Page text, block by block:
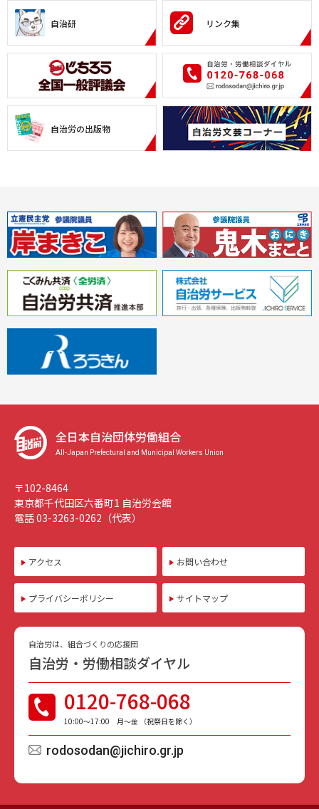
自治研 リンク集
自治労の出版物
全日本自治団体労働組合
All-Japan Prefectural and Municipal Workers Union
〒102-8464
東京都千代田区六番町1 自治労会館
電話 03-3263-0262（代表）
アクセス お問い合わせ
プライバシーポリシー サイトマップ
自治労は、組合づくりの応援団
自治労・労働相談ダイヤル
0120-768-068
10:00〜17:00 月〜金 （祝祭日を除く）
rodosodan@jichiro.gr.jp